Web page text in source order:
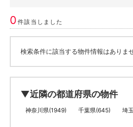
0件該当しました
検索条件に該当する物件情報はありま
▼近隣の都道府県の物件
神奈川県(1949) 千葉県(645) 埼